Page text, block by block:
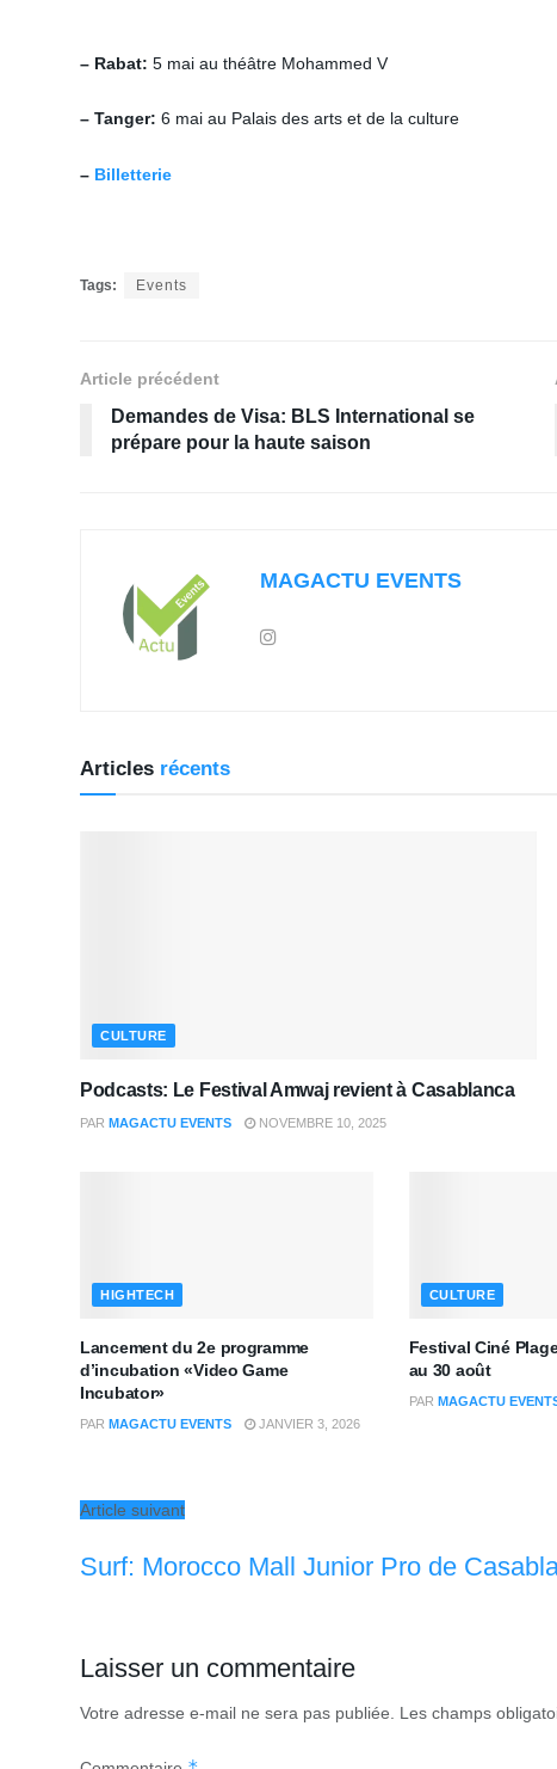
– Rabat: 5 mai au théâtre Mohammed V
– Tanger: 6 mai au Palais des arts et de la culture
– Billetterie
Tags: Events
Article précédent
Demandes de Visa: BLS International se
prépare pour la haute saison
MAGACTU EVENTS
Articles récents
CULTURE
Podcasts: Le Festival Amwaj revient à Casablanca
PAR MAGACTU EVENTS NOVEMBRE 10, 2025
HIGHTECH
Lancement du 2e programme
d’incubation «Video Game
Incubator»
PAR MAGACTU EVENTS JANVIER 3, 2026
CULTURE
Festival Ciné
au 30 août
PAR MAGACTU
Article suivant
Surf: Morocco Mall Junior Pro de
Laisser un commentaire
Votre adresse e-mail ne sera pas publiée. Les champs